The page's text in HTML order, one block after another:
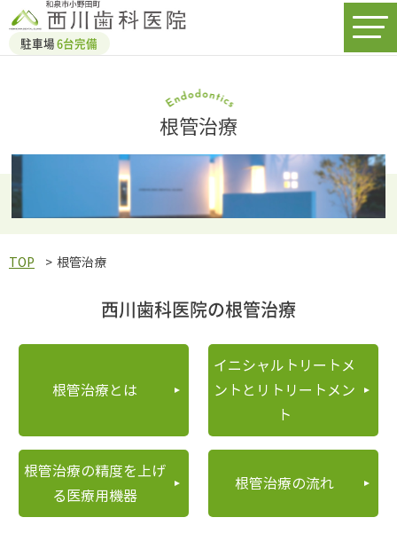
駐車場6台完備
根管治療
TOP 根管治療
西川歯科医院の根管治療
根管治療とは
イニシャルトリートメ
ントとリトリートメン
ト
根管治療の精度を上げ
る医療用機器
根管治療の流れ